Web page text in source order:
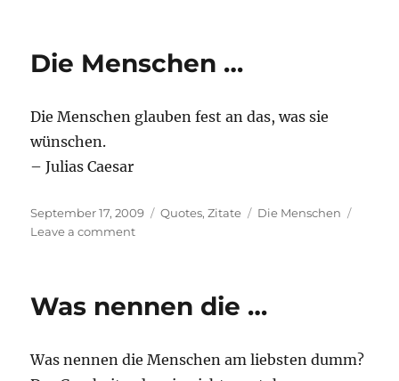
Die Menschen …
Die Menschen glauben fest an das, was sie
wünschen.
– Julias Caesar
Posted
on
September 17, 2009 Categories
Quotes,Zitate Tags
Die Menschen
Leave a commenton
Was nennen die …
Was nennen die Menschen am liebsten dumm?